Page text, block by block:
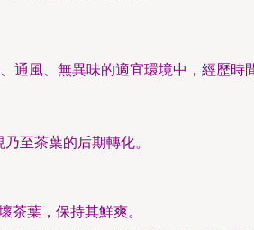
通風、無異味的適宜環境中，經歷時
至茶葉的后期轉化。
茶葉，保持其鮮爽。